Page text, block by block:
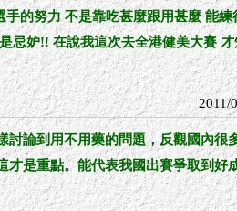
的努力 不是靠吃甚麼跟用甚麼 能練
忌妒!! 在說我這次去全港健美大賽
2011/
討論到用不用藥的問題，反觀國內
才是重點。能代表我國出賽爭取到好